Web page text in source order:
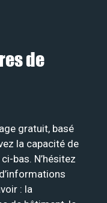
de
gratuit, basé
la capacité de
bas. N’hésitez
: la